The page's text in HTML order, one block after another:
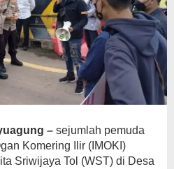
– sejumlah pemuda
Komering Ilir (IMOKI)
Sriwijaya Tol (WST) di Desa